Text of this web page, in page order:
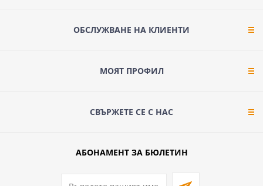
ОБСЛУЖВАНЕ НА КЛИЕНТИ
МОЯТ ПРОФИЛ
СВЪРЖЕТЕ СЕ С НАС
АБОНАМЕНТ ЗА БЮЛЕТИН